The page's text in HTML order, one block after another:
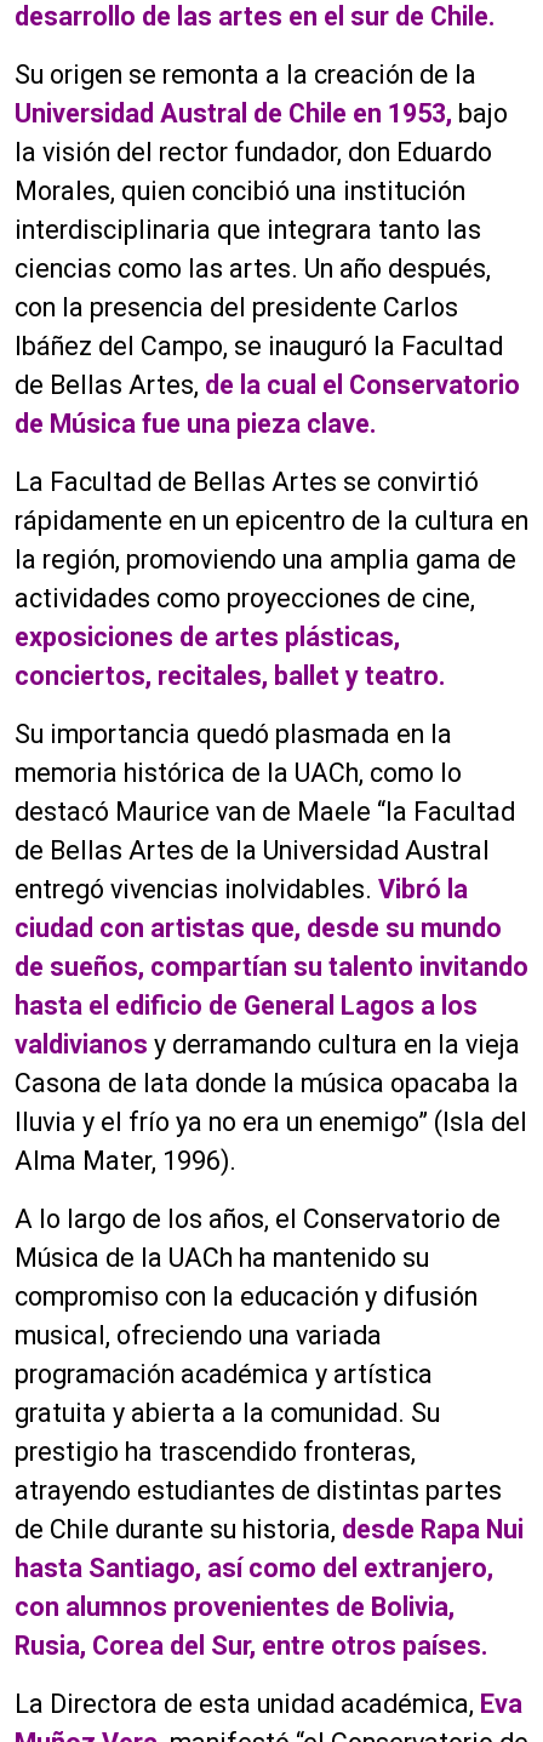
desarrollo de las artes en el sur de Chile.
Su origen se remonta a la creación de la
Universidad Austral de Chile en 1953, bajo
la visión del rector fundador, don Eduardo
Morales, quien concibió una institución
interdisciplinaria que integrara tanto las
ciencias como las artes. Un año después,
con la presencia del presidente Carlos
Ibáñez del Campo, se inauguró la Facultad
de Bellas Artes, de la cual el Conservatorio
de Música fue una pieza clave.
La Facultad de Bellas Artes se convirtió
rápidamente en un epicentro de la cultura en
la región, promoviendo una amplia gama de
actividades como proyecciones de cine,
exposiciones de artes plásticas,
conciertos, recitales, ballet y teatro.
Su importancia quedó plasmada en la
memoria histórica de la UACh, como lo
destacó Maurice van de Maele “la Facultad
de Bellas Artes de la Universidad Austral
entregó vivencias inolvidables. Vibró la
ciudad con artistas que, desde su mundo
de sueños, compartían su talento invitando
hasta el edificio de General Lagos a los
valdivianos y derramando cultura en la vieja
Casona de lata donde la música opacaba la
lluvia y el frío ya no era un enemigo” (Isla del
Alma Mater, 1996).
A lo largo de los años, el Conservatorio de
Música de la UACh ha mantenido su
compromiso con la educación y difusión
musical, ofreciendo una variada
programación académica y artística
gratuita y abierta a la comunidad. Su
prestigio ha trascendido fronteras,
atrayendo estudiantes de distintas partes
de Chile durante su historia, desde Rapa Nui
hasta Santiago, así como del extranjero,
con alumnos provenientes de Bolivia,
Rusia, Corea del Sur, entre otros países.
La Directora de esta unidad académica, Eva